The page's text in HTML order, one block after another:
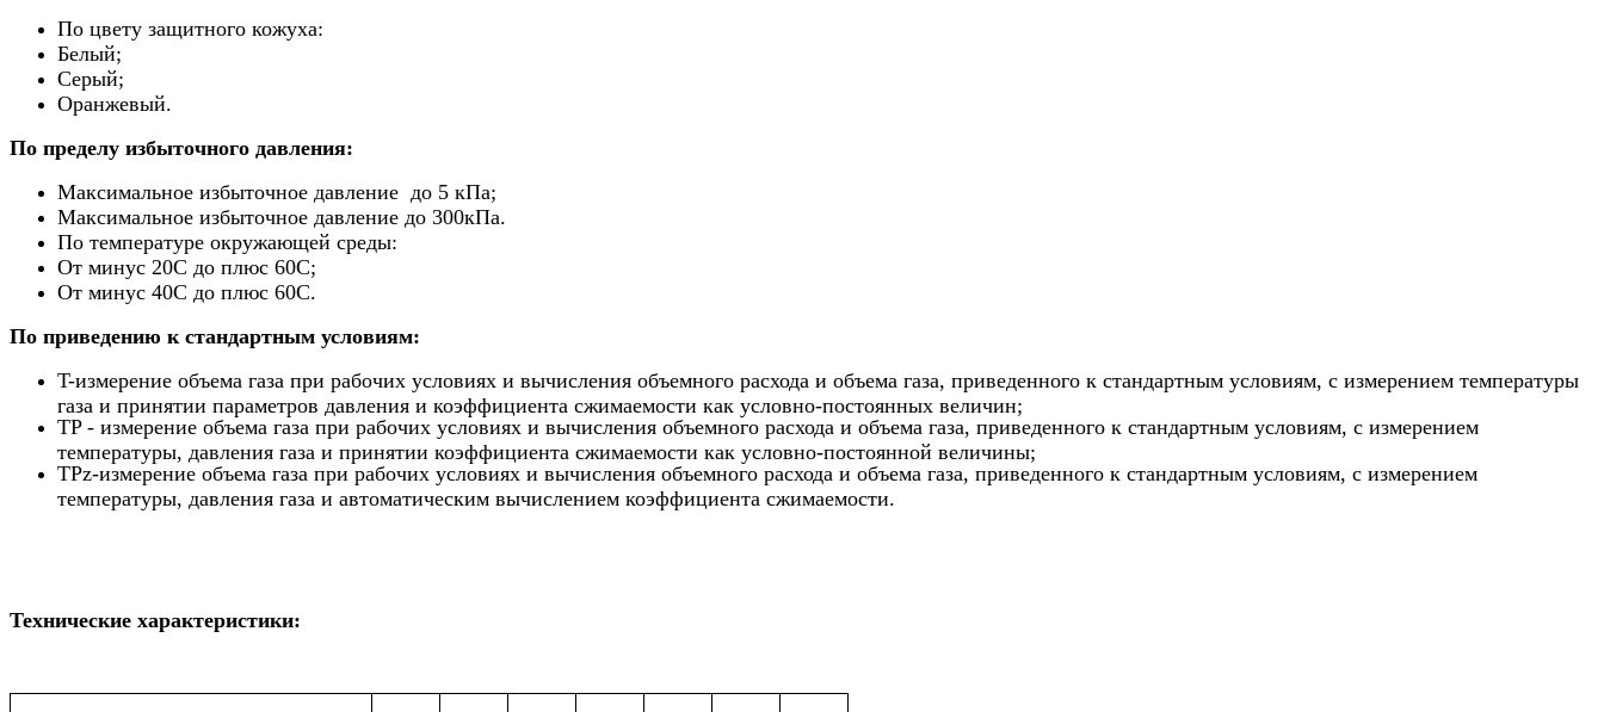
По цвету защитного кожуха:
Белый;
Серый;
Оранжевый.
По пределу избыточного давления:
Максимальное избыточное давление до 5 кПа;
Максимальное избыточное давление до 300кПа.
По температуре окружающей среды:
От минус 20С до плюс 60С;
От минус 40С до плюс 60С.
По приведению к стандартным условиям:
T-измерение объема газа при рабочих условиях и вычисления объемного расхода и объема газа, приведенного к стандартным условиям, с измерением температуры
газа и принятии параметров давления и коэффициента сжимаемости как условно-постоянных величин;
TP - измерение объема газа при рабочих условиях и вычисления объемного расхода и объема газа, приведенного к стандартным условиям, с измерением
температуры, давления газа и принятии коэффициента сжимаемости как условно-постоянной величины;
TPz-измерение объема газа при рабочих условиях и вычисления объемного расхода и объема газа, приведенного к стандартным условиям, с измерением
температуры, давления газа и автоматическим вычислением коэффициента сжимаемости.
Технические характеристики: